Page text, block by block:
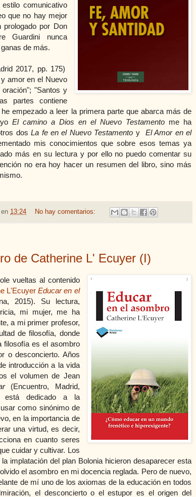
comunicativo
que no hay mejor
prologado por Don
Guardini nunca
de más.
2017, pp. 175)
amor en el Nuevo
oración"; "Santos y
partes contiene
empezado a leer la primera parte que abarca más de
El camino a Dios en el Nuevo Testamento me ha
dos La fe en el Nuevo Testamento y El Amor en el
mis conocimientos que sobre esos temas ya
más en su lectura y por ello no puedo comentar su
no era hoy hacer un resumen del libro, sino más
en 13:24 No hay comentarios:
de Catherine L' Ecuyer (I)
vueltas al contenido
L'Ecuyer Educar en el
2015). Su lectura,
mi mujer, me ha
a mi primer profesor,
de filosofía, donde
filosofía es el asombro
o desconcierto. Años
introducción a la vida
el volumen de Jean
(Encuentro, Madrid,
está dedicado a la
como sinónimo de
en la importancia de
una virtud, es decir,
en cuanto seres
cuidar y cultivar. Los
implatación del plan Bolonia hicieron desaparecer esta
el asombro en mi docencia reglada. Pero de nuevo,
de mí uno de los axiomas de la educación en todos
el desconcierto o el estupor es el origen del